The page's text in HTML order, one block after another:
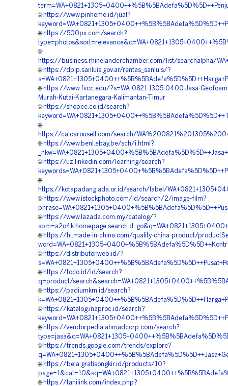
🌐 https://www.pinhome.id/jual?
🌐 https://500px.com/search?
🌐
https://business.rhinelanderchamber.com/list/searchalpha/
🌐 https://dpip.sanluis.gov.ar/rentas_sanluis/?
🌐 https://www.fvcc.edu/?s=WA-0821-1305-0400-Jasa-
Murah-Kutai-Kartanegara-Kalimantan-Timur
🌐 https://shopee.co.id/search?
🌐
https://ca.carousell.com/search/
🌐 https://www.benl.ebay.be/sch/i.html?
🌐 https://uz.linkedin.com/learning/search?
🌐
https://kotapadang.ada.or.id/search/label/
🌐 https://www.istockphoto.com/id/search/2/image-film?
🌐 https://www.lazada.com.my/catalog/?
🌐 https://hi.made-in-china.com/quality-china-product/
🌐 https://distributor.web.id/?
🌐 https://toco.id/id/search?
q=product/
🌐 https://padiumkm.id/search?
🌐 https://katalog.inaproc.id/search?
🌐 https://vendorpedia.ahmadcorp.com/search?
🌐 https://trends.google.com/trends/explore?
🌐 https://bela.gratisongkir.id/products/10?
🌐 https://tanilink.com/index.php?